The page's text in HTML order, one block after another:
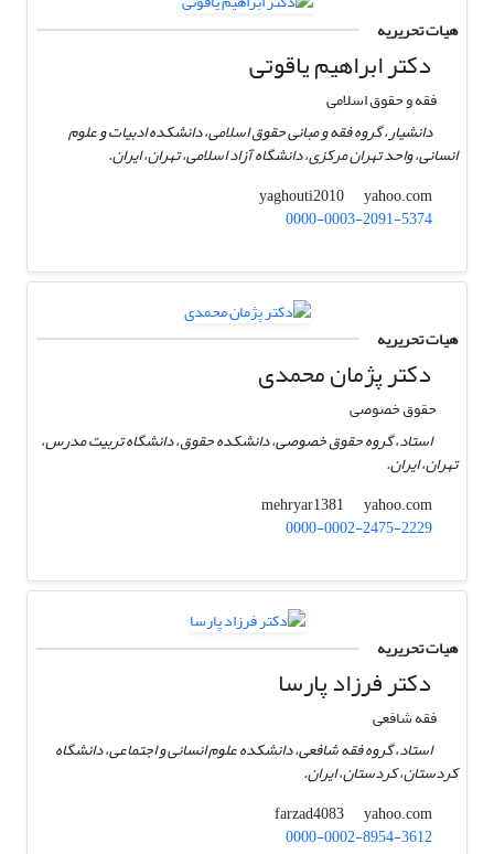
هیات تحریریه
دکتر ابراهیم یاقوتی
فقه و حقوق اسلامی
دانشیار، گروه فقه و مبانی حقوق اسلامی، دانشکده ادبیات و علوم
انسانی، واحد تهران مرکزی، دانشگاه آزاد اسلامی، تهران، ایران.
yaghouti2010
yahoo.com
0000-0003-2091-5374
هیات تحریریه
دکتر پژمان محمدی
حقوق خصوصی
استاد، گروه حقوق خصوصی، دانشکده حقوق، دانشگاه تربیت مدرس،
تهران، ایران.
mehryar1381
yahoo.com
0000-0002-2475-2229
هیات تحریریه
دکتر فرزاد پارسا
فقه شافعی
استاد، گروه فقه شافعی، دانشکده علوم انسانی و اجتماعی، دانشگاه
کردستان، کردستان، ایران.
farzad4083
yahoo.com
0000-0002-8954-3612